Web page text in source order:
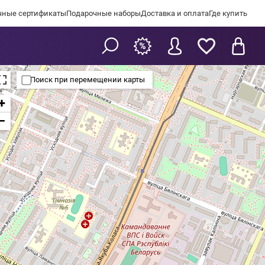
сертификатыПодарочные наборыДоставка и оплатаГде купить
Поиск при перемещении карты